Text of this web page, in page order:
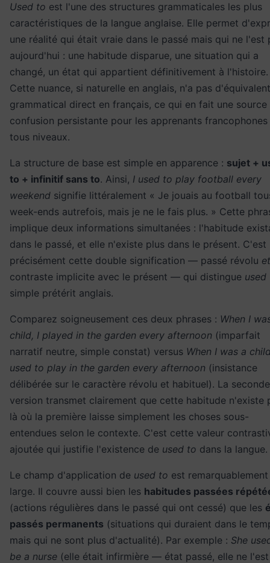
Used to est l'une des structures grammaticales les plus
caractéristiques de la langue anglaise. Elle permet
une réalité qui était vraie dans le passé mais qui ne l'est
aujourd'hui : une habitude disparue, une situation qui a
changé, un état qui appartient définitivement à l'histoire.
Cette nuance, si naturelle en anglais, n'a pas d'équivalent
grammatical direct en français, ce qui en fait une source
confusion persistante pour les apprenants francophones
tous niveaux.
La structure de base est simple en apparence : sujet +
to + infinitif sans to. Ainsi, I used to play football every
weekend signifie littéralement « Je jouais au football
week-ends autrefois, mais je ne le fais plus. » Cette
implique deux informations simultanées : l'habitude
dans le passé, et elle n'existe plus dans le présent. C'est
précisément cette double signification — passé révolu et
contraste implicite avec le présent — qui distingue used
simple prétérit anglais.
Comparez soigneusement ces deux phrases : When I
child, I played in the garden every afternoon (imparfait
narratif neutre, simple constat) versus When I was a
used to play in the garden every afternoon (insistance
délibérée sur le caractère révolu et habituel). La seconde
version transmet clairement que cette habitude n'existe
là où la première laisse simplement les choses sous-
entendues selon le contexte. C'est cette valeur
ajoutée qui justifie l'existence de used to dans la langue.
Le champ d'application de used to est remarquablement
large. Il couvre aussi bien les habitudes passées
(actions régulières dans le passé qui ont cessé) que les
passés permanents (situations qui duraient dans le
mais qui ne sont plus d'actualité). Par exemple : She
be a nurse (elle était infirmière — état passé, elle ne